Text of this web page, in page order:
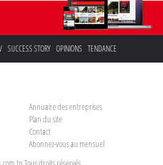
SUCCESS STORY OPINIONS TENDANCE
Annuaire des entreprises
Plan du site
Contact
Abonnez-vous au mensuel